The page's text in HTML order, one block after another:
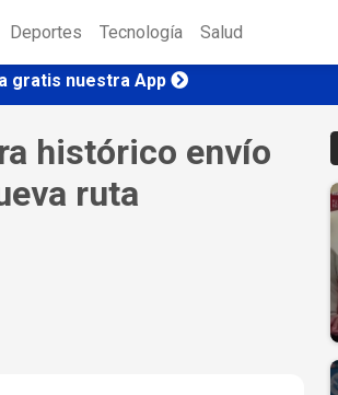
Deportes Tecnología Salud
gratis nuestra App
histórico envío
ruta